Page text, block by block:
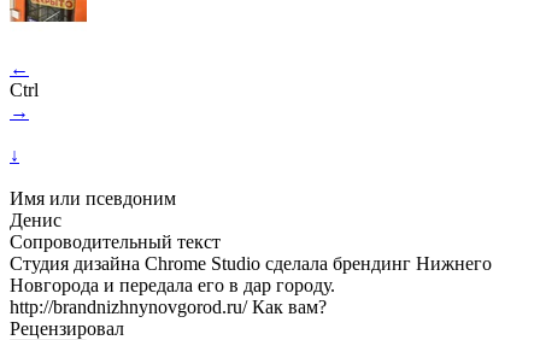
←
Ctrl
→
↓
Имя или псевдоним
Денис
Сопроводительный текст
Студия дизайна Chrome Studio сделала брендинг Нижнего
Новгорода и передала его в дар городу.
http://brandnizhnynovgorod.ru/ Как вам?
Рецензировал